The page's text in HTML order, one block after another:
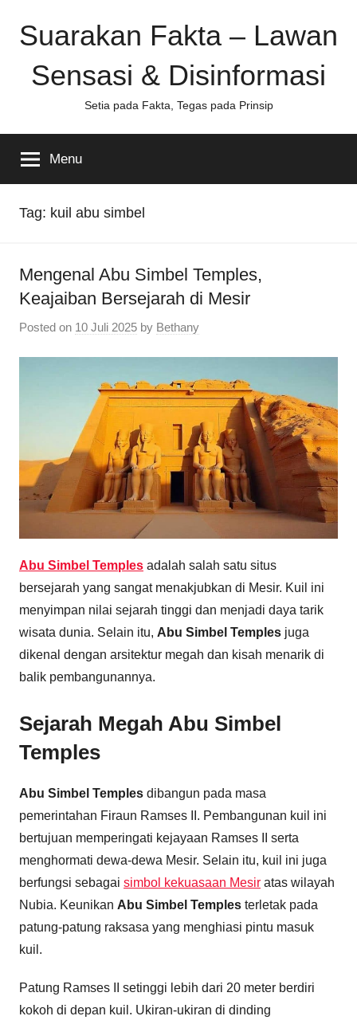
Suarakan Fakta – Lawan
Sensasi & Disinformasi
Setia pada Fakta, Tegas pada Prinsip
Menu
Tag: kuil abu simbel
Mengenal Abu Simbel Temples,
Keajaiban Bersejarah di Mesir
Posted on 10 Juli 2025 by Bethany
Abu Simbel Temples adalah salah satu situs
bersejarah yang sangat menakjubkan di Mesir. Kuil ini
menyimpan nilai sejarah tinggi dan menjadi daya tarik
wisata dunia. Selain itu, Abu Simbel Temples juga
dikenal dengan arsitektur megah dan kisah menarik di
balik pembangunannya.
Sejarah Megah Abu Simbel
Temples
Abu Simbel Temples dibangun pada masa
pemerintahan Firaun Ramses II. Pembangunan kuil ini
bertujuan memperingati kejayaan Ramses II serta
menghormati dewa-dewa Mesir. Selain itu, kuil ini juga
berfungsi sebagai simbol kekuasaan Mesir atas wilayah
Nubia. Keunikan Abu Simbel Temples terletak pada
patung-patung raksasa yang menghiasi pintu masuk
kuil.
Patung Ramses II setinggi lebih dari 20 meter berdiri
kokoh di depan kuil. Ukiran-ukiran di dinding